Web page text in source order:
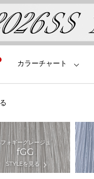
カラーチャート
フォギーグレージュ
fGG
STYLEを見る